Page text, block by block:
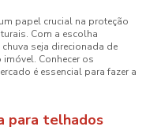
papel crucial na proteção
Com a escolha
seja direcionada de
Conhecer os
é essencial para fazer a
para telhados